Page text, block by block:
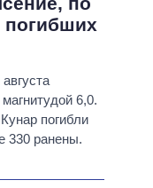
6,0.
погибли
330 ранены.